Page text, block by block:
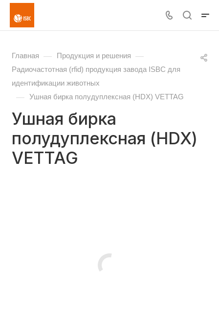
Главная — Продукция и решения —
Радиочастотная (rfid) продукция завода ISBC для
идентификации животных
— Ушная бирка полудуплексная (HDX) VETTAG
Ушная бирка
полудуплексная (HDX)
VETTAG